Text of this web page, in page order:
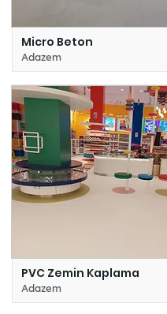
Micro Beton
Adazem
PVC Zemin Kaplama
Adazem